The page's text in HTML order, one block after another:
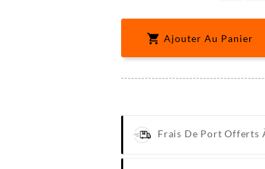
 Ajouter Au Panier
Frais De Port Offerts